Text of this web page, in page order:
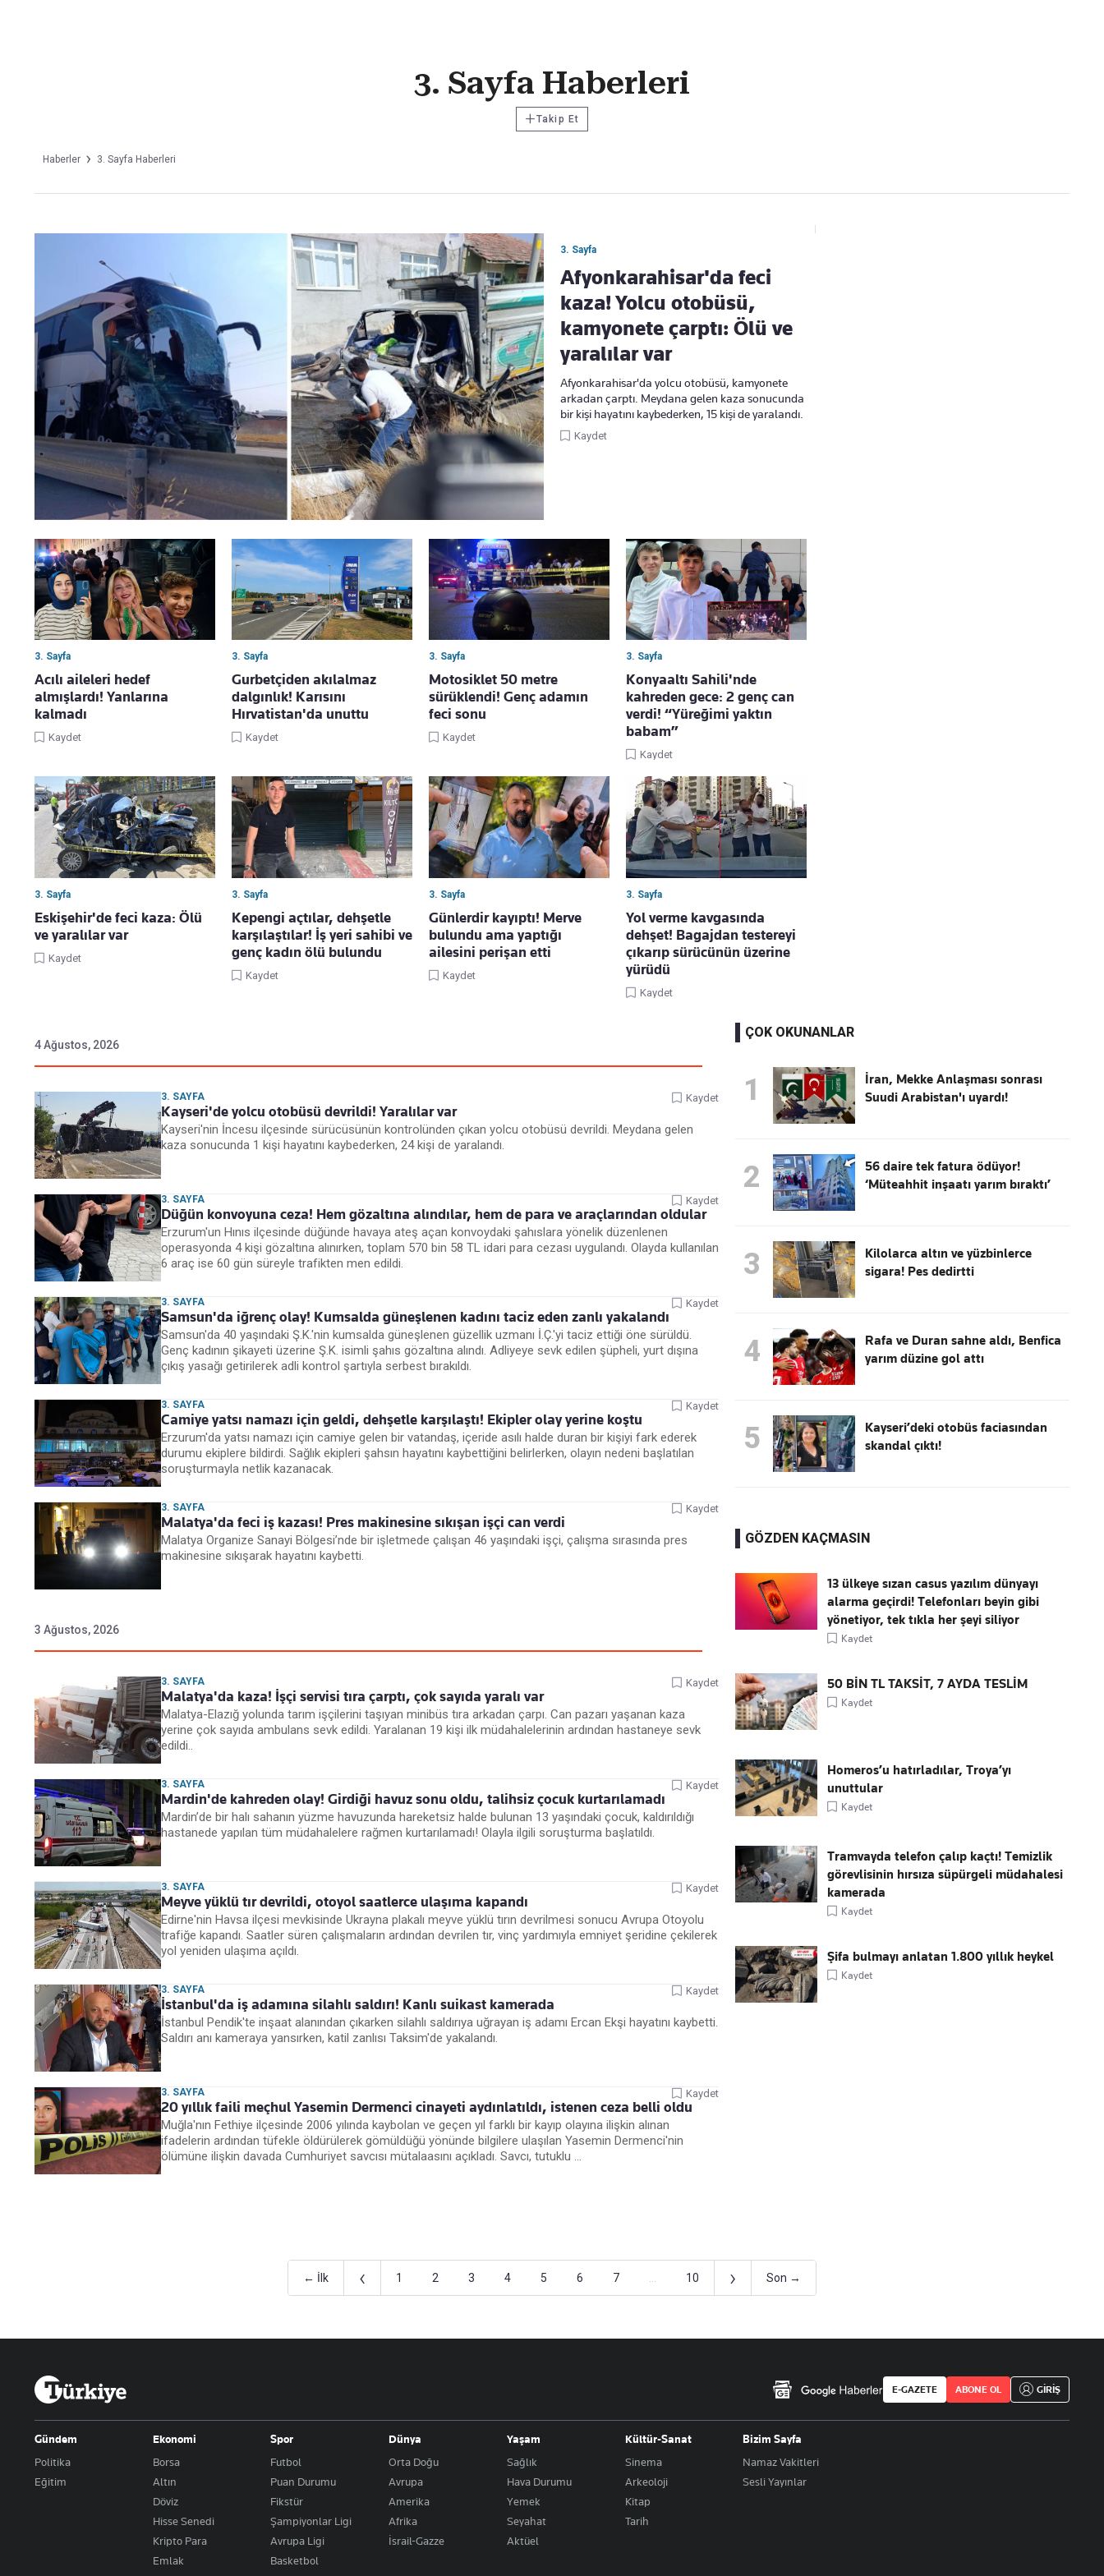
Editör masamıza bilgi ve materyal göndermek için tıklayın
3. Sayfa Haberleri
+Takip Et
Haberler 3. Sayfa Haberleri
3. Sayfa
Afyonkarahisar'da feci
kaza! Yolcu otobüsü,
kamyonete çarptı: Ölü ve
yaralılar var
Afyonkarahisar'da yolcu otobüsü, kamyonete
arkadan çarptı. Meydana gelen kaza sonucunda
bir kişi hayatını kaybederken, 15 kişi de yaralandı.
Kaydet
3. Sayfa
Acılı aileleri hedef
almışlardı! Yanlarına
kalmadı
Kaydet
3. Sayfa
Gurbetçiden akılalmaz
dalgınlık! Karısını
Hırvatistan'da unuttu
Kaydet
3. Sayfa
Motosiklet 50 metre
sürüklendi! Genç adamın
feci sonu
Kaydet
3. Sayfa
Konyaaltı Sahili'nde
kahreden gece: 2 genç can
verdi! “Yüreğimi yaktın
babam”
Kaydet
3. Sayfa
Eskişehir'de feci kaza: Ölü
ve yaralılar var
Kaydet
3. Sayfa
Kepengi açtılar, dehşetle
karşılaştılar! İş yeri sahibi ve
genç kadın ölü bulundu
Kaydet
3. Sayfa
Günlerdir kayıptı! Merve
bulundu ama yaptığı
ailesini perişan etti
Kaydet
3. Sayfa
Yol verme kavgasında
dehşet! Bagajdan testereyi
çıkarıp sürücünün üzerine
yürüdü
Kaydet
4 Ağustos, 2026
3. SAYFA
Kayseri'de yolcu otobüsü devrildi! Yaralılar var
Kaydet
Kayseri'nin İncesu ilçesinde sürücüsünün kontrolünden çıkan yolcu otobüsü devrildi. Meydana gelen
kaza sonucunda 1 kişi hayatını kaybederken, 24 kişi de yaralandı.
3. SAYFA
Düğün konvoyuna ceza! Hem gözaltına alındılar, hem de para ve araçlarından oldular
Kaydet
Erzurum'un Hınıs ilçesinde düğünde havaya ateş açan konvoydaki şahıslara yönelik düzenlenen
operasyonda 4 kişi gözaltına alınırken, toplam 570 bin 58 TL idari para cezası uygulandı. Olayda kullanılan
6 araç ise 60 gün süreyle trafikten men edildi.
3. SAYFA
Samsun'da iğrenç olay! Kumsalda güneşlenen kadını taciz eden zanlı yakalandı
Kaydet
Samsun'da 40 yaşındaki Ş.K.'nin kumsalda güneşlenen güzellik uzmanı İ.Ç.'yi taciz ettiği öne sürüldü.
Genç kadının şikayeti üzerine Ş.K. isimli şahıs gözaltına alındı. Adliyeye sevk edilen şüpheli, yurt dışına
çıkış yasağı getirilerek adli kontrol şartıyla serbest bırakıldı.
3. SAYFA
Camiye yatsı namazı için geldi, dehşetle karşılaştı! Ekipler olay yerine koştu
Kaydet
Erzurum'da yatsı namazı için camiye gelen bir vatandaş, içeride asılı halde duran bir kişiyi fark ederek
durumu ekiplere bildirdi. Sağlık ekipleri şahsın hayatını kaybettiğini belirlerken, olayın nedeni başlatılan
soruşturmayla netlik kazanacak.
3. SAYFA
Malatya'da feci iş kazası! Pres makinesine sıkışan işçi can verdi
Kaydet
Malatya Organize Sanayi Bölgesi’nde bir işletmede çalışan 46 yaşındaki işçi, çalışma sırasında pres
makinesine sıkışarak hayatını kaybetti.
3 Ağustos, 2026
3. SAYFA
Malatya'da kaza! İşçi servisi tıra çarptı, çok sayıda yaralı var
Kaydet
Malatya-Elazığ yolunda tarım işçilerini taşıyan minibüs tıra arkadan çarpı. Can pazarı yaşanan kaza
yerine çok sayıda ambulans sevk edildi. Yaralanan 19 kişi ilk müdahalelerinin ardından hastaneye sevk
edildi..
3. SAYFA
Mardin'de kahreden olay! Girdiği havuz sonu oldu, talihsiz çocuk kurtarılamadı
Kaydet
Mardin’de bir halı sahanın yüzme havuzunda hareketsiz halde bulunan 13 yaşındaki çocuk, kaldırıldığı
hastanede yapılan tüm müdahalelere rağmen kurtarılamadı! Olayla ilgili soruşturma başlatıldı.
3. SAYFA
Meyve yüklü tır devrildi, otoyol saatlerce ulaşıma kapandı
Kaydet
Edirne'nin Havsa ilçesi mevkisinde Ukrayna plakalı meyve yüklü tırın devrilmesi sonucu Avrupa Otoyolu
trafiğe kapandı. Saatler süren çalışmaların ardından devrilen tır, vinç yardımıyla emniyet şeridine çekilerek
yol yeniden ulaşıma açıldı.
3. SAYFA
İstanbul'da iş adamına silahlı saldırı! Kanlı suikast kamerada
Kaydet
İstanbul Pendik'te inşaat alanından çıkarken silahlı saldırıya uğrayan iş adamı Ercan Ekşi hayatını kaybetti.
Saldırı anı kameraya yansırken, katil zanlısı Taksim'de yakalandı.
3. SAYFA
20 yıllık faili meçhul Yasemin Dermenci cinayeti aydınlatıldı, istenen ceza belli oldu
Kaydet
Muğla'nın Fethiye ilçesinde 2006 yılında kaybolan ve geçen yıl farklı bir kayıp olayına ilişkin alınan
ifadelerin ardından tüfekle öldürülerek gömüldüğü yönünde bilgilere ulaşılan Yasemin Dermenci'nin
ölümüne ilişkin davada Cumhuriyet savcısı mütalaasını açıkladı. Savcı, tutuklu ...
ÇOK OKUNANLAR
1
İran, Mekke Anlaşması sonrası
Suudi Arabistan'ı uyardı!
2
56 daire tek fatura ödüyor!
‘Müteahhit inşaatı yarım bıraktı’
3
Kilolarca altın ve yüzbinlerce
sigara! Pes dedirtti
4
Rafa ve Duran sahne aldı, Benfica
yarım düzine gol attı
5
Kayseri’deki otobüs faciasından
skandal çıktı!
GÖZDEN KAÇMASIN
13 ülkeye sızan casus yazılım dünyayı
alarma geçirdi! Telefonları beyin gibi
yönetiyor, tek tıkla her şeyi siliyor
Kaydet
50 BİN TL TAKSİT, 7 AYDA TESLİM
Kaydet
Homeros’u hatırladılar, Troya’yı
unuttular
Kaydet
Tramvayda telefon çalıp kaçtı! Temizlik
görevlisinin hırsıza süpürgeli müdahalesi
kamerada
Kaydet
Şifa bulmayı anlatan 1.800 yıllık heykel
Kaydet
← İlk ‹ 1 2 3 4 5 6 7 ... 10 › Son →
E-GAZETE ABONE OL GİRİŞ
Gündem
Politika
Eğitim
Ekonomi
Borsa
Altın
Döviz
Hisse Senedi
Kripto Para
Emlak
Spor
Futbol
Puan Durumu
Fikstür
Şampiyonlar Ligi
Avrupa Ligi
Basketbol
Dünya
Orta Doğu
Avrupa
Amerika
Afrika
İsrail-Gazze
Yaşam
Sağlık
Hava Durumu
Yemek
Seyahat
Aktüel
Kültür-Sanat
Sinema
Arkeoloji
Kitap
Tarih
Bizim Sayfa
Namaz Vakitleri
Sesli Yayınlar